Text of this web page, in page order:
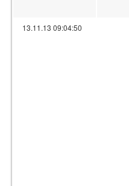
13.11.13 09:04:50